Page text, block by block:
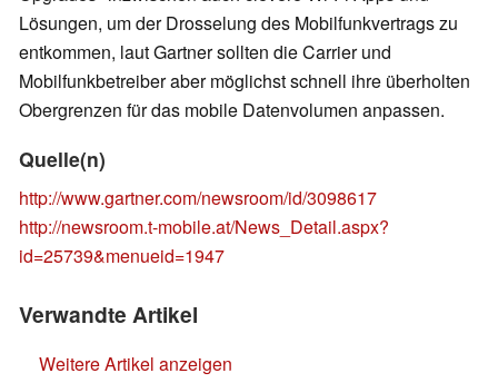
Lösungen, um der Drosselung des Mobilfunkvertrags zu
entkommen, laut Gartner sollten die Carrier und
Mobilfunkbetreiber aber möglichst schnell ihre überholten
Obergrenzen für das mobile Datenvolumen anpassen.
Quelle(n)
http://www.gartner.com/newsroom/id/3098617
http://newsroom.t-mobile.at/News_Detail.aspx?
id=25739&menueid=1947
Verwandte Artikel
Weitere Artikel anzeigen